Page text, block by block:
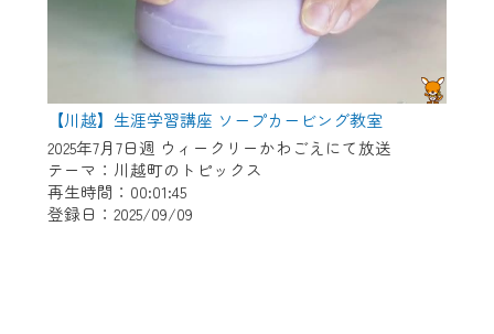
【川越】生涯学習講座 ソープカービング教室
2025年7月7日週 ウィークリーかわごえにて放送
テーマ：川越町のトピックス
再生時間：00:01:45
登録日：2025/09/09